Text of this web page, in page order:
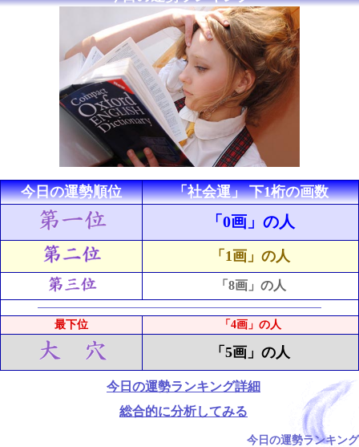
今日の運勢順位 「社会運」 下1桁の画数
「0画」の人
「1画」の人
「8画」の人
最下位 「4画」の人
「5画」の人
今日の運勢ランキング詳細
総合的に分析してみる
今日の運勢ランキング